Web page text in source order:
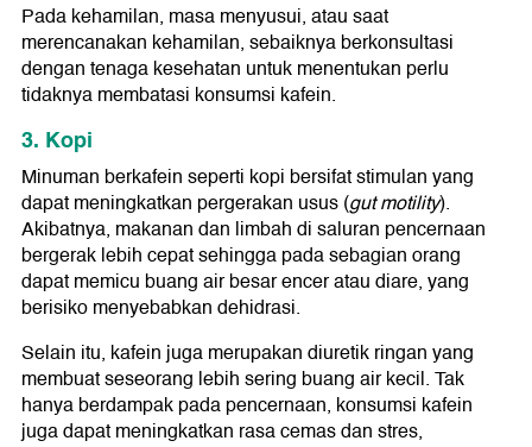
Pada kehamilan, masa menyusui, atau saat
merencanakan kehamilan, sebaiknya berkonsultasi
dengan tenaga kesehatan untuk menentukan perlu
tidaknya membatasi konsumsi kafein.
3. Kopi
Minuman berkafein seperti kopi bersifat stimulan yang
dapat meningkatkan pergerakan usus (gut motility).
Akibatnya, makanan dan limbah di saluran pencernaan
bergerak lebih cepat sehingga pada sebagian orang
dapat memicu buang air besar encer atau diare, yang
berisiko menyebabkan dehidrasi.
Selain itu, kafein juga merupakan diuretik ringan yang
membuat seseorang lebih sering buang air kecil. Tak
hanya berdampak pada pencernaan, konsumsi kafein
juga dapat meningkatkan rasa cemas dan stres,